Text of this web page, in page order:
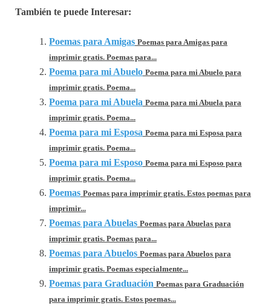
También te puede Interesar:
Poemas para Amigas Poemas para Amigas para
imprimir gratis. Poemas para...
Poema para mi Abuelo Poema para mi Abuelo para
imprimir gratis. Poema...
Poema para mi Abuela Poema para mi Abuela para
imprimir gratis. Poema...
Poema para mi Esposa Poema para mi Esposa para
imprimir gratis. Poema...
Poema para mi Esposo Poema para mi Esposo para
imprimir gratis. Poema...
Poemas Poemas para imprimir gratis. Estos poemas para
imprimir...
Poemas para Abuelas Poemas para Abuelas para
imprimir gratis. Poemas para...
Poemas para Abuelos Poemas para Abuelos para
imprimir gratis. Poemas especialmente...
Poemas para Graduación Poemas para Graduación
para imprimir gratis. Estos poemas...